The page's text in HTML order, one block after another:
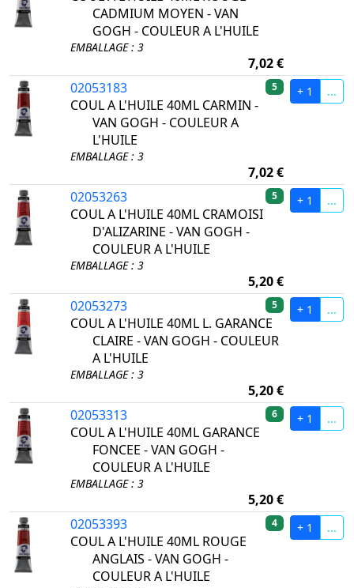
CADMIUM MOYEN - VAN
GOGH - COULEUR A L'HUILE
EMBALLAGE : 3
7,02 €
02053183
COUL A L'HUILE 40ML CARMIN -
VAN GOGH - COULEUR A
L'HUILE
EMBALLAGE : 3
5
7,02 €
+ 1 ...
02053263
COUL A L'HUILE 40ML CRAMOISI
D'ALIZARINE - VAN GOGH -
COULEUR A L'HUILE
EMBALLAGE : 3
5
5,20 €
+ 1 ...
02053273
COUL A L'HUILE 40ML L. GARANCE
CLAIRE - VAN GOGH - COULEUR
A L'HUILE
EMBALLAGE : 3
5
5,20 €
+ 1 ...
02053313
COUL A L'HUILE 40ML GARANCE
FONCEE - VAN GOGH -
COULEUR A L'HUILE
EMBALLAGE : 3
6
5,20 €
+ 1 ...
02053393
COUL A L'HUILE 40ML ROUGE
ANGLAIS - VAN GOGH -
COULEUR A L'HUILE
4 + 1 ...